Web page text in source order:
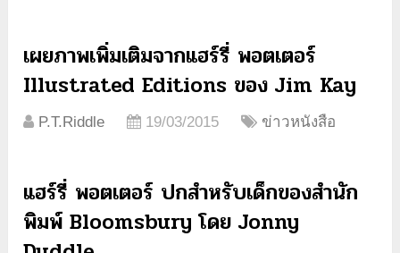
เผยภาพเพิ่มเติมจากแฮร์รี่ พอตเตอร์
Illustrated Editions ของ Jim Kay
P.T.Riddle 19/03/2015 ข่าวหนังสือ
แฮร์รี่ พอตเตอร์ ปกสำหรับเด็กของสำนัก
พิมพ์ Bloomsbury โดย Jonny